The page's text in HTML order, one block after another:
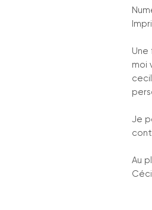
moi
Je
Au